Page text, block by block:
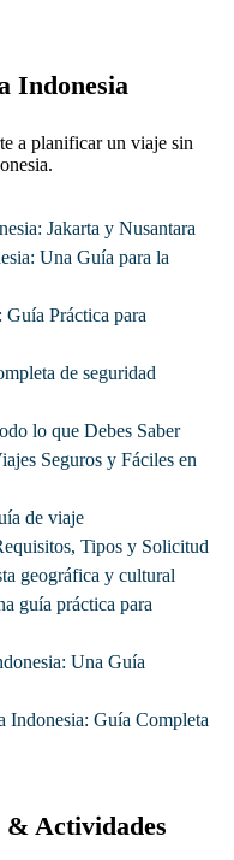
Indonesia
a planificar un viaje sin
Jakarta y Nusantara
Una Guía para la
Práctica para
de seguridad
lo que Debes Saber
Seguros y Fáciles en
de viaje
Tipos y Solicitud
geográfica y cultural
guía práctica para
Una Guía
Indonesia: Guía Completa
& Actividades